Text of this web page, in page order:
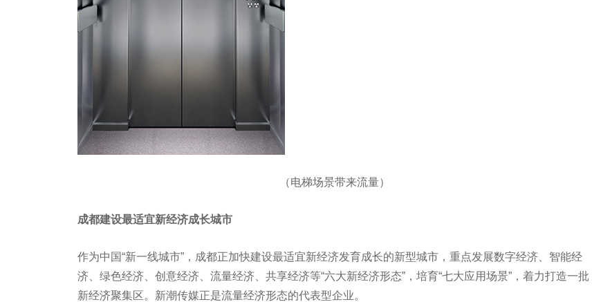
（电梯场景带来流量）
成都建设最适宜新经济成长城市
作为中国“新一线城市”，成都正加快建设最适宜新经济发育成长的新型城市，重点发展数字经济、智能经
济、绿色经济、创意经济、流量经济、共享经济等“六大新经济形态”，培育“七大应用场景”，着力打造一批
新经济聚集区。新潮传媒正是流量经济形态的代表型企业。